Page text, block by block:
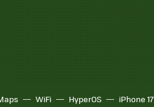
WiFi HyperOS iPhone 17